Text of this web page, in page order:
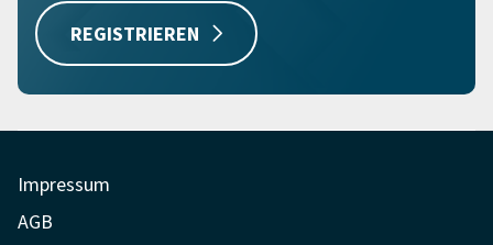
REGISTRIEREN
Impressum
AGB